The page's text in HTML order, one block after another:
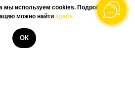
КУПИТЬ
мы используем cookies. Подробную
можно найти здесь
ОК